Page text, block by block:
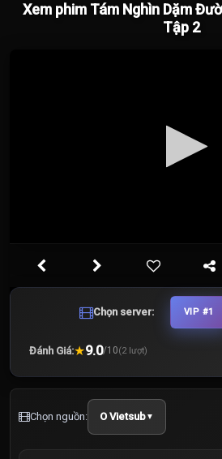
Xem phim Tám Nghìn Dặm
Tập 2
Chọn server: VIP #1
Đánh Giá:★9.0/10(2 lượt)
Chọn nguồn: O Vietsub▼